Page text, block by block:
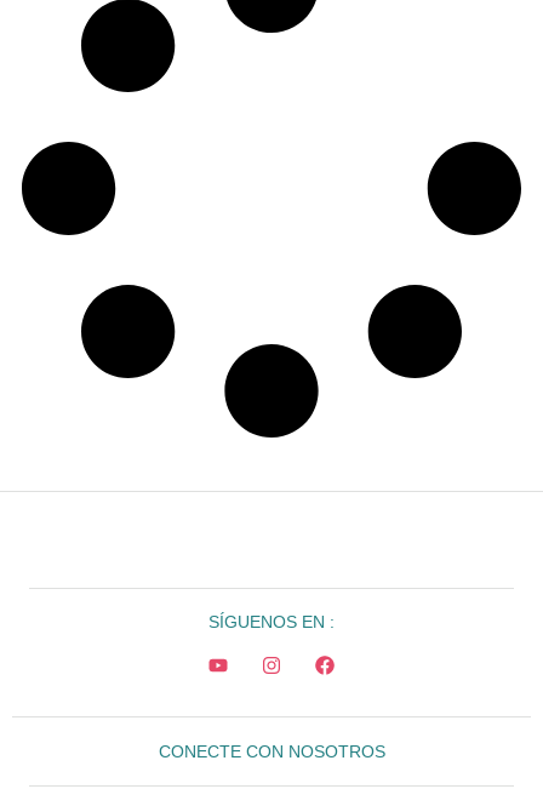
SÍGUENOS EN :
CONECTE CON NOSOTROS